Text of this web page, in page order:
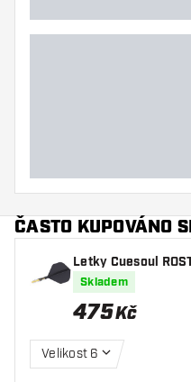
ČASTO KUPOVÁNO
Letky Cuesoul
art Flights Big
Black Yellow
Skladem
475Kč
Velikost 6